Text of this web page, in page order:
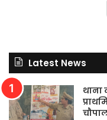
Latest News
थाना